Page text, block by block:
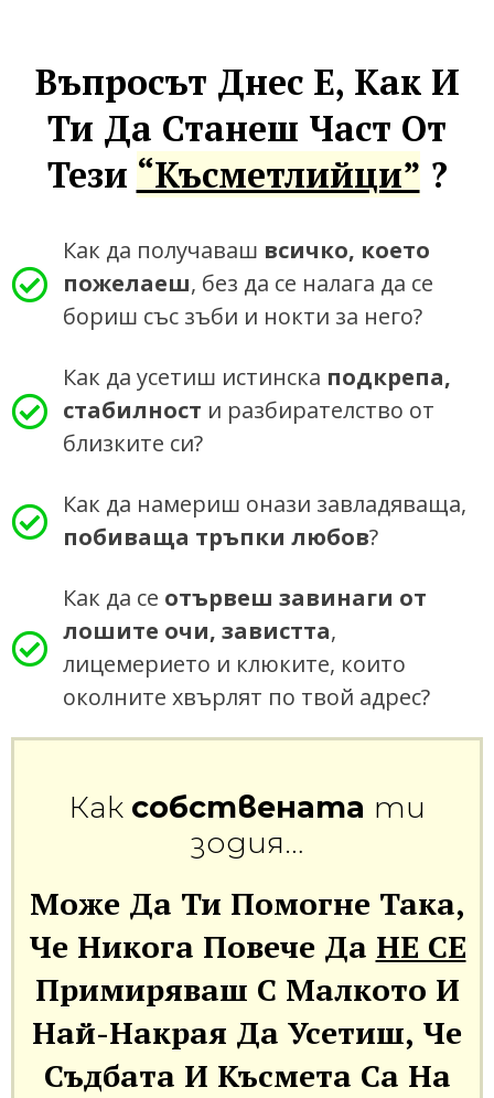
Въпросът Днес Е, Как И
Ти Да Станеш Част От
Тези “късметлийци” ?
Как да получаваш всичко, което
пожелаеш, без да се налага да се
бориш със зъби и нокти за него?
Как да усетиш истинска подкрепа,
стабилност и разбирателство от
близките си?
Как да намериш онази завладяваща,
побиваща тръпки любов?
Как да се отървеш завинаги от
лошите очи, завистта,
лицемерието и клюките, които
околните хвърлят по твой адрес?
Как собствената ти
зодия…
Може Да Ти Помогне Така,
Че Никога Повече Да НЕ СЕ
Примиряваш С Малкото И
Най-Накрая Да Усетиш, Че
Съдбата И Късмета Са На